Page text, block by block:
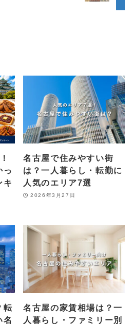
歴史上の人物を紹
名古屋で住みやすい街
は？一人暮らし・転勤に